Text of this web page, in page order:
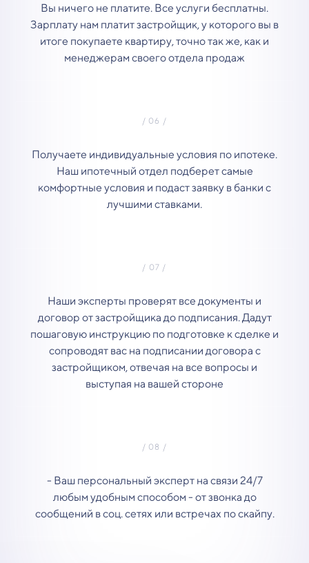
Вы ничего не платите. Все услуги бесплатны.
Зарплату нам платит застройщик, у которого вы в
итоге покупаете квартиру, точно так же, как и
менеджерам своего отдела продаж
Получаете индивидуальные условия по ипотеке.
Наш ипотечный отдел подберет самые
комфортные условия и подаст заявку в банки с
лучшими ставками.
Наши эксперты проверят все документы и
договор от застройщика до подписания. Дадут
пошаговую инструкцию по подготовке к сделке и
сопроводят вас на подписании договора с
застройщиком, отвечая на все вопросы и
выступая на вашей стороне
- Ваш персональный эксперт на связи 24/7
любым удобным способом - от звонка до
сообщений в соц. сетях или встречах по скайпу.